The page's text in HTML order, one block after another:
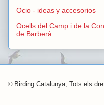
Ocio - ideas y accesorios
Ocells del Camp i de la
de Barberà
© Birding Catalunya, Tots els